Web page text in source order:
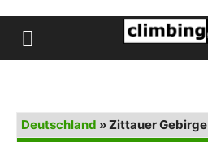
Deutschland » Zittauer Gebirge